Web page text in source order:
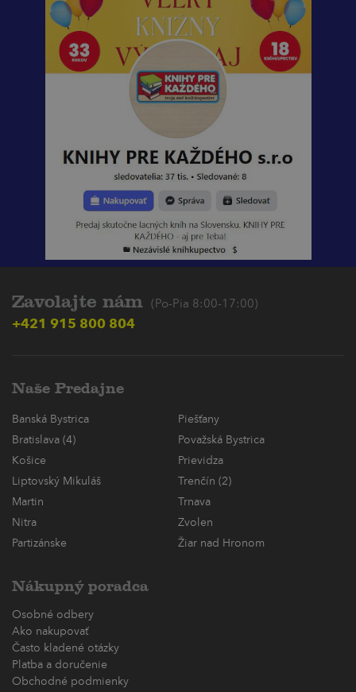
Zavolajte nám (Po-Pia 8:00-17:00)
+421 915 800 804
Naše Predajne
Banská Bystrica
Piešťany
Bratislava (4)
Považská Bystrica
Košice
Prievidza
Liptovský Mikuláš
Trenčín (2)
Martin
Trnava
Nitra
Zvolen
Partizánske
Žiar nad Hronom
Nákupný poradca
Osobné odbery
Ako nakupovať
Často kladené otázky
Platba a doručenie
Obchodné podmienky